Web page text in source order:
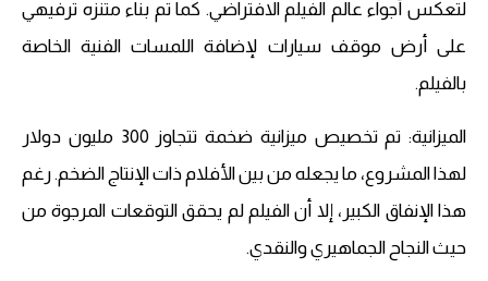
لتعكس أجواء عالم الفيلم الافتراضي. كما تم بناء متنزه ترفيهي
على أرض موقف سيارات لإضافة اللمسات الفنية الخاصة
بالفيلم.
الميزانية: تم تخصيص ميزانية ضخمة تتجاوز 300 مليون دولار
لهذا المشروع، ما يجعله من بين الأفلام ذات الإنتاج الضخم. رغم
هذا الإنفاق الكبير، إلا أن الفيلم لم يحقق التوقعات المرجوة من
حيث النجاح الجماهيري والنقدي.